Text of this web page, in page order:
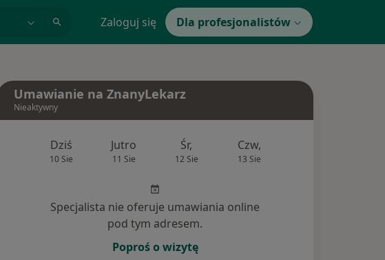
Zaloguj się Dla profesjonalistów
Umawianie na ZnanyLekarz
Nieaktywny
Dziś
10 Sie
Jutro
11 Sie
Śr,
12 Sie
Czw,
13 Sie
Specjalista nie oferuje umawiania online
pod tym adresem.
Poproś o wizytę